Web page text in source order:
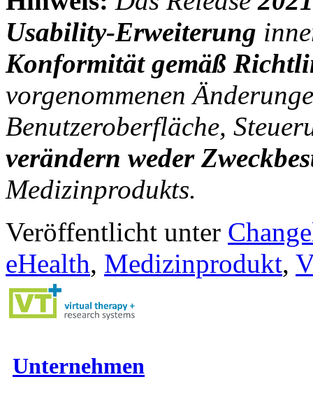
Usability-Erweiterung
Konformität gemäß
vorgenommenen
Benutzeroberfläche,
verändern weder
Medizinprodukts.
Veröffentlicht unter
eHealth, Medizinprodukt,
Unternehmen